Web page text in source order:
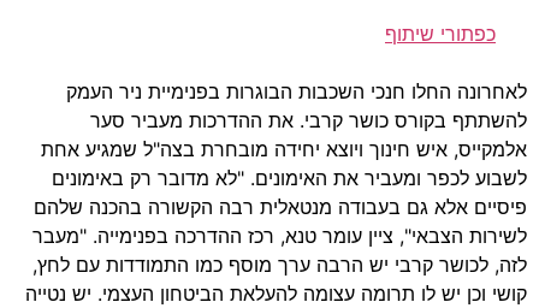
כפתורי שיתוף
לאחרונה החלו חנכי השכבות הבוגרות בפנימיית ניר העמק
להשתתף בקורס כושר קרבי. את ההדרכות מעביר סער
אלמקייס, איש חינוך ויוצא יחידה מובחרת בצה"ל שמגיע אחת
לשבוע לכפר ומעביר את האימונים. "לא מדובר רק באימונים
פיסיים אלא גם בעבודה מנטאלית רבה הקשורה בהכנה שלהם
לשירות הצבאי", ציין עומר טנא, רכז ההדרכה בפנימייה. "מעבר
לזה, לכושר קרבי יש הרבה ערך מוסף כמו התמודדות עם לחץ,
קושי וכן יש לו תרומה עצומה להעלאת הביטחון העצמי. יש נטייה